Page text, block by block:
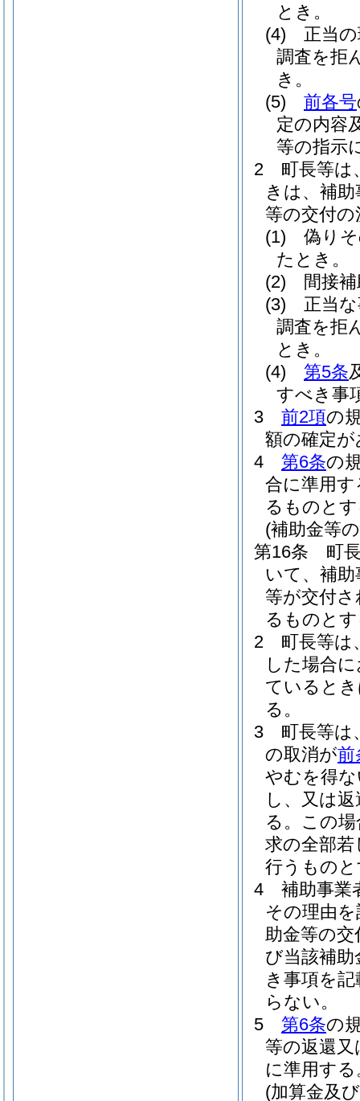
とき。
(4)
正当
調査を拒
き。
(5)
前各号
定の内容
等の指示
2
町長等は
きは、補
等の交付
(1)
偽り
たとき。
(2)
間接
(3)
正当
調査を拒
とき。
(4)
第5条
すべき事
3
前2項の
額の確定
4
第6条の
合に準用す
るものと
(補助金等
第16条
町
いて、補
等が交付
るものと
2
町長等は
した場合
ていると
る。
3
町長等は
の取消が前
やむを得
し、又は
る。 この
求の全部
行うもの
4
補助事業
その理由
助金等の
び当該補
き事項を
らない。
5
第6条の
等の返還
に準用する
(加算金及